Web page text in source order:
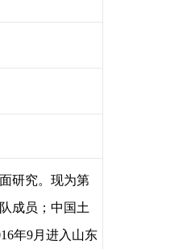
研究。现为第
成员；中国土
年9月进入山东